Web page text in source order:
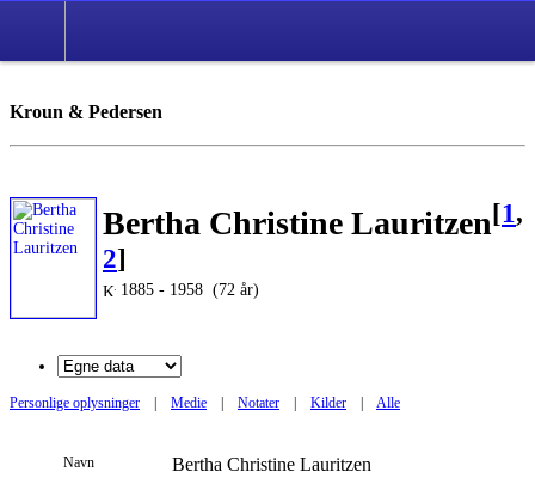
Kroun & Pedersen
Bertha Christine Lauritzen[1,
2]
1885 - 1958 (72 år)
Personlige oplysninger | Medie | Notater | Kilder | Alle
Navn Bertha Christine Lauritzen